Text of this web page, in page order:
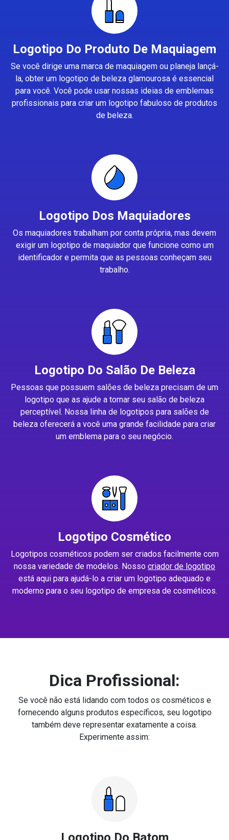
Logotipo Do Produto De Maquiagem
Se você dirige uma marca de maquiagem ou planeja lançá-
la, obter um logotipo de beleza glamourosa é essencial
para você. Você pode usar nossas ideias de emblemas
profissionais para criar um logotipo fabuloso de produtos
de beleza.
Logotipo Dos Maquiadores
Os maquiadores trabalham por conta própria, mas devem
exigir um logotipo de maquiador que funcione como um
identificador e permita que as pessoas conheçam seu
trabalho.
Logotipo Do Salão De Beleza
Pessoas que possuem salões de beleza precisam de um
logotipo que as ajude a tornar seu salão de beleza
perceptível. Nossa linha de logotipos para salões de
beleza oferecerá a você uma grande facilidade para criar
um emblema para o seu negócio.
Logotipo Cosmético
Logotipos cosméticos podem ser criados facilmente com
nossa variedade de modelos. Nosso criador de logotipo
está aqui para ajudá-lo a criar um logotipo adequado e
moderno para o seu logotipo de empresa de cosméticos.
Dica Profissional:
Se você não está lidando com todos os cosméticos e
fornecendo alguns produtos específicos, seu logotipo
também deve representar exatamente a coisa.
Experimente assim: